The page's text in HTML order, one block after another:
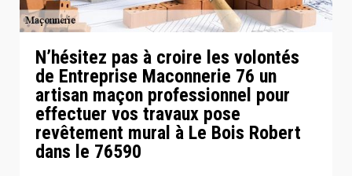
N’hésitez pas à croire les volontés
de Entreprise Maconnerie 76 un
artisan maçon professionnel pour
effectuer vos travaux pose
revêtement mural à Le Bois Robert
dans le 76590